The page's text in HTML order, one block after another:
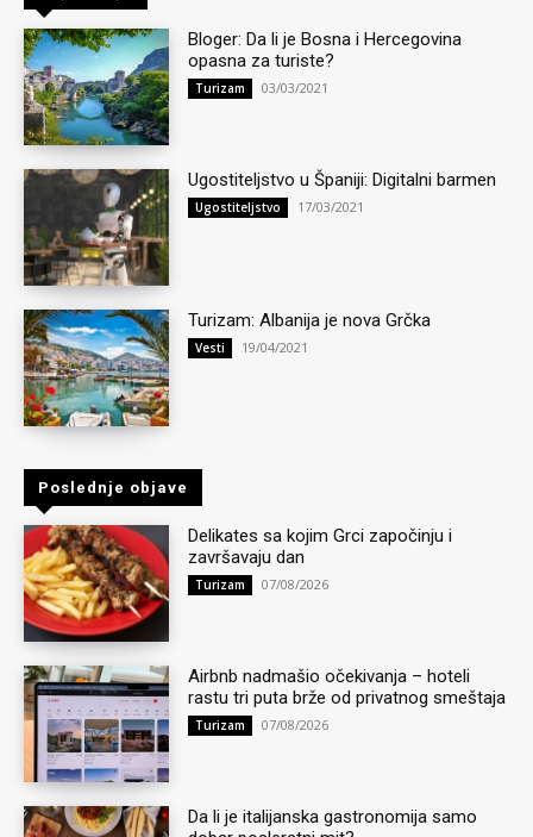
Bloger: Da li je Bosna i Hercegovina
opasna za turiste?
Turizam 03/03/2021
Ugostiteljstvo u Španiji: Digitalni barmen
Ugostiteljstvo 17/03/2021
Turizam: Albanija je nova Grčka
Vesti 19/04/2021
Poslednje objave
Delikates sa kojim Grci započinju i
završavaju dan
Turizam 07/08/2026
Airbnb nadmašio očekivanja – hoteli
rastu tri puta brže od privatnog smeštaja
Turizam 07/08/2026
Da li je italijanska gastronomija samo